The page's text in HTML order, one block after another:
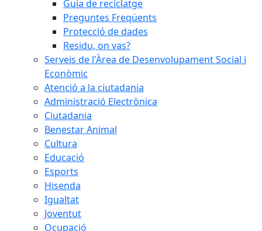
Guia de reciclatge
Preguntes Freqüents
Protecció de dades
Residu, on vas?
Serveis de l'Àrea de Desenvolupament Social i
Econòmic
Atenció a la ciutadania
Administració Electrònica
Ciutadania
Benestar Animal
Cultura
Educació
Esports
Hisenda
Igualtat
Joventut
Ocupació